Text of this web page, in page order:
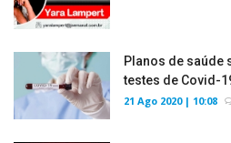
Planos de saúde
testes de Covid-
21 Ago 2020 | 10:08